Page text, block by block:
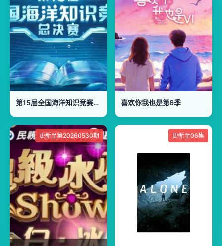
第15届全国海洋知识竞赛总决赛 喜欢你我也是第6季
更新至第20260530期 更新至06集